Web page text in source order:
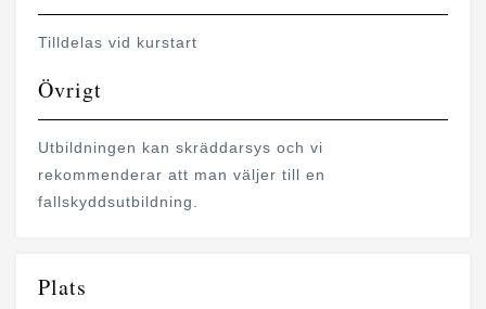
Tilldelas vid kurstart
Övrigt
Utbildningen kan skräddarsys och vi
rekommenderar att man väljer till en
fallskyddsutbildning.
Plats